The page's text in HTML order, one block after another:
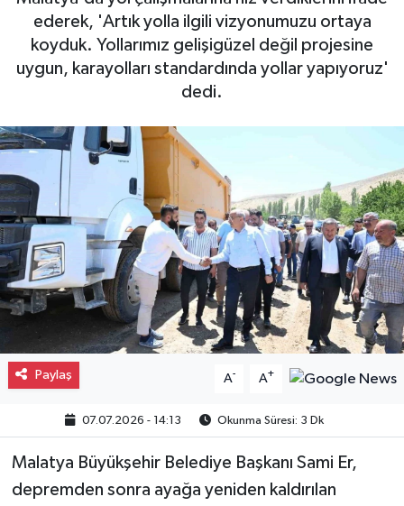
ederek, 'Artık yolla ilgili vizyonumuzu ortaya
koyduk. Yollarımız gelişigüzel değil projesine
uygun, karayolları standardında yollar yapıyoruz'
dedi.
Paylaş A- A+
07.07.2026 - 14:13 Okunma Süresi: 3 Dk
Malatya Büyükşehir Belediye Başkanı Sami Er,
depremden sonra ayağa yeniden kaldırılan
Asayiş
Magazin
Spor
Eğitim